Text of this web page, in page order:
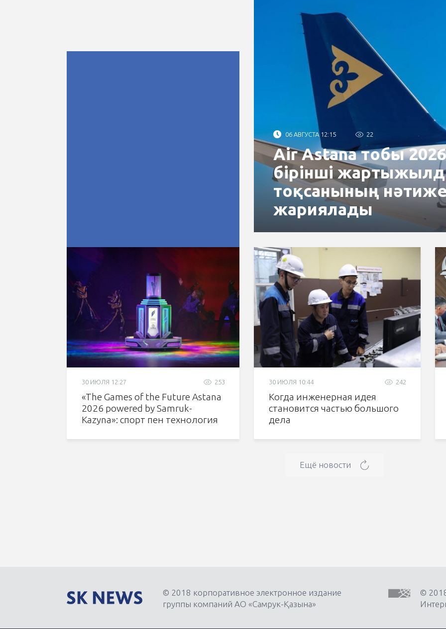
06 АВГУСТА 12:15 22
Air Astana тобы
бірінші
тоқсанының
жариялады
253
30 ИЮЛЯ 12:27
«The Games of the Future Astana
2026 powered by Samruk-
Kazyna»: спорт пен технология
242
30 ИЮЛЯ 10:44
Когда инженерная идея
становится частью большого
дела
Ещё новости
© 2018 корпоративное электронное издание
группы компаний АО «Самрук-Қазына»
©